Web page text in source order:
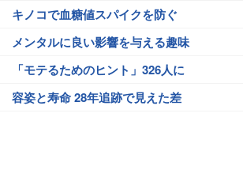
キノコで血糖値スパイクを防ぐ
メンタルに良い影響を与える趣味
「モテるためのヒント」326人に
容姿と寿命 28年追跡で見えた差